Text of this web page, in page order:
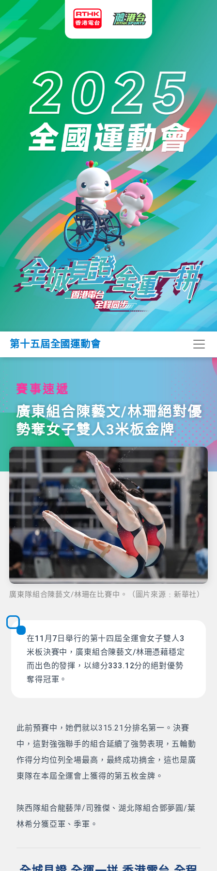
第十五屆全國運動會
賽事速遞
廣東組合陳藝文/林珊絕對優
勢奪女子雙人3米板金牌
廣東隊組合陳藝文/林珊在比賽中。（圖片來源﹕新華社）
在11月7日舉行的第十四屆全運會女子雙人3
米板決賽中，廣東組合陳藝文/林珊憑藉穩定
而出色的發揮，以總分333.12分的絕對優勢
奪得冠軍。
此前預賽中，她們就以315.21分排名第一。決賽
中，這對強強聯手的組合延續了強勢表現，五輪動
作得分均位列全場最高，最終成功摘金，這也是廣
東隊在本屆全運會上獲得的第五枚金牌。
陝西隊組合龍藝萍/司雅傑、湖北隊組合鄧夢圓/葉
林希分獲亞軍、季軍。